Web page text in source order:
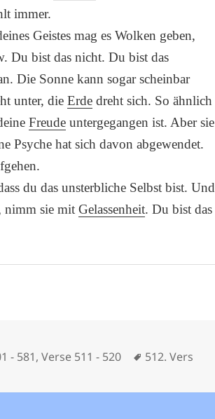
immer.
Geistes mag es Wolken geben,
Du bist das nicht. Du bist das
Die Sonne kann sogar scheinbar
unter, dieErde dreht sich. So ähnlich
Freude untergegangen ist. Aber sie
Psyche hat sich davon abgewendet.
du das unsterbliche Selbst bist. Und
nimm sie mitGelassenheit. Du bist das
- 581,Verse 511 - 520 Schlagwörter
512. Vers